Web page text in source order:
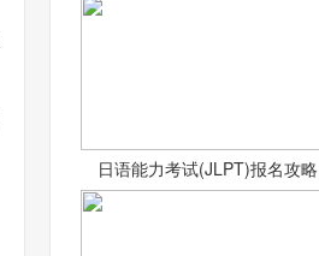
日语能力考试(JLPT)报名攻略